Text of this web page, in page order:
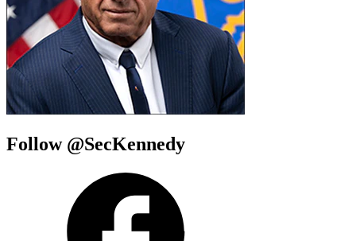
Follow @SecKennedy